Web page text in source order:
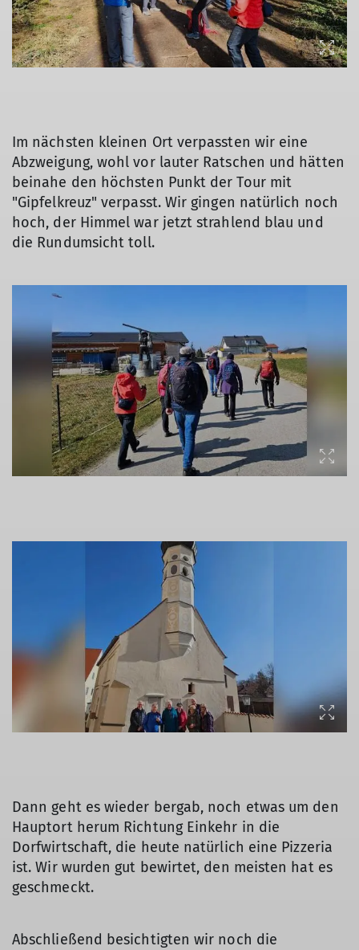
Im nächsten kleinen Ort verpassten wir eine
Abzweigung, wohl vor lauter Ratschen und hätten
beinahe den höchsten Punkt der Tour mit
"Gipfelkreuz" verpasst. Wir gingen natürlich noch
hoch, der Himmel war jetzt strahlend blau und
die Rundumsicht toll.
Dann geht es wieder bergab, noch etwas um den
Hauptort herum Richtung Einkehr in die
Dorfwirtschaft, die heute natürlich eine Pizzeria
ist. Wir wurden gut bewirtet, den meisten hat es
geschmeckt.
Abschließend besichtigten wir noch die